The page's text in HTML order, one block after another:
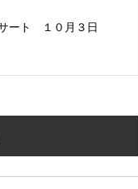
ート １０月３日